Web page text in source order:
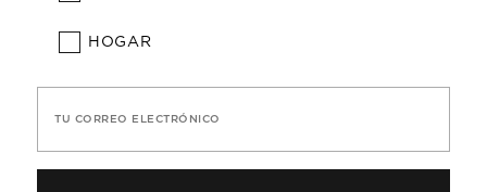
HOGAR
TU CORREO ELECTRÓNICO